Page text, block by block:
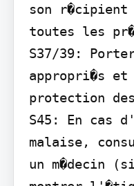
son r�cipient
toutes les
S37/39:
appropri�s et
protection
S45: En cas
malaise,
un m�decin